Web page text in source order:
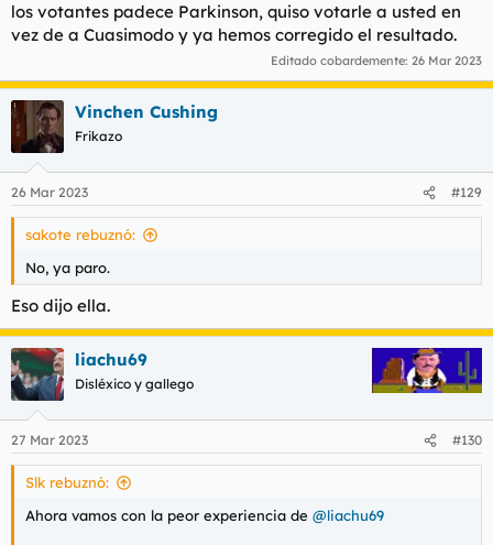
los votantes padece Parkinson, quiso votarle a usted en
vez de a Cuasimodo y ya hemos corregido el resultado.
Editado cobardemente: 26 Mar 2023
Vinchen Cushing
Frikazo
26 Mar 2023 #129
sakote rebuznó:
No, ya paro.
Eso dijo ella.
liachu69
Disléxico y gallego
27 Mar 2023 #130
Slk rebuznó:
Ahora vamos con la peor experiencia de @liachu69